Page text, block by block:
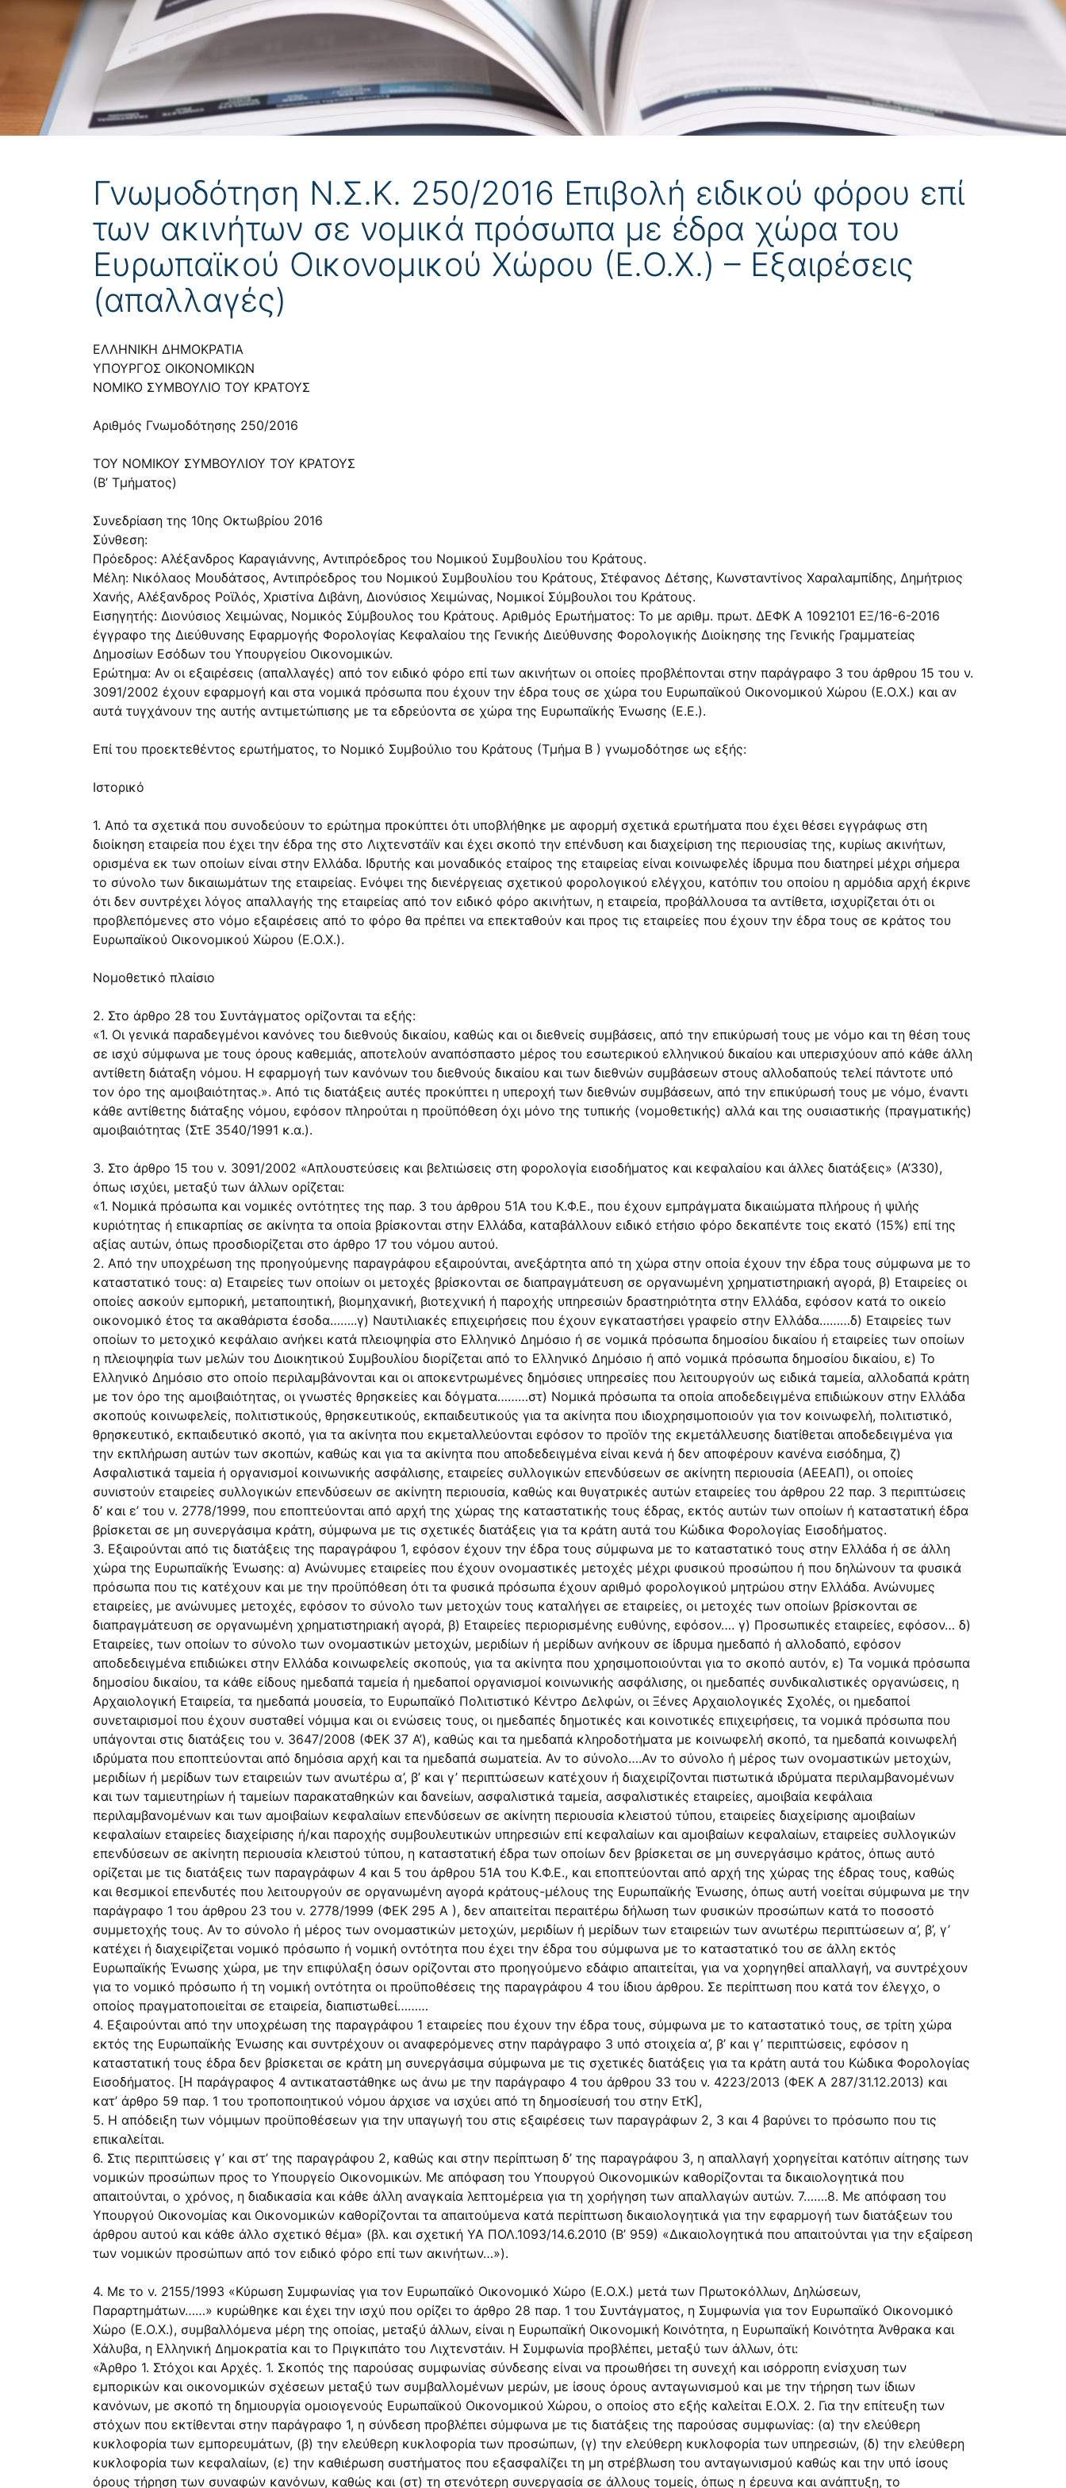
Γνωμοδότηση Ν.Σ.Κ. 250/2016 Επιβολή ειδικού φόρου επί
των ακινήτων σε νομικά πρόσωπα με έδρα χώρα του
Ευρωπαϊκού Οικονομικού Χώρου (Ε.Ο.Χ.) – Εξαιρέσεις
(απαλλαγές)
ΕΛΛΗΝΙΚΗ ΔΗΜΟΚΡΑΤΙΑ
ΥΠΟΥΡΓΟΣ ΟΙΚΟΝΟΜΙΚΩΝ
ΝΟΜΙΚΟ ΣΥΜΒΟΥΛΙΟ ΤΟΥ ΚΡΑΤΟΥΣ
Αριθμός Γνωμοδότησης 250/2016
ΤΟΥ ΝΟΜΙΚΟΥ ΣΥΜΒΟΥΛΙΟΥ ΤΟΥ ΚΡΑΤΟΥΣ
(Β’ Τμήματος)
Συνεδρίαση της 10ης Οκτωβρίου 2016
Σύνθεση:
Πρόεδρος: Αλέξανδρος Καραγιάννης, Αντιπρόεδρος του Νομικού Συμβουλίου του Κράτους.
Μέλη: Νικόλαος Μουδάτσος, Αντιπρόεδρος του Νομικού Συμβουλίου του Κράτους, Στέφανος Δέτσης, Κωνσταντίνος Χαραλαμπίδης, Δημήτριος
Χανής, Αλέξανδρος Ροϊλός, Χριστίνα Διβάνη, Διονύσιος Χειμώνας, Νομικοί Σύμβουλοι του Κράτους.
Εισηγητής: Διονύσιος Χειμώνας, Νομικός Σύμβουλος του Κράτους. Αριθμός Ερωτήματος: Το με αριθμ. πρωτ. ΔΕΦΚ Α 1092101 ΕΞ/16-6-2016
έγγραφο της Διεύθυνσης Εφαρμογής Φορολογίας Κεφαλαίου της Γενικής Διεύθυνσης Φορολογικής Διοίκησης της Γενικής Γραμματείας
Δημοσίων Εσόδων του Υπουργείου Οικονομικών.
Ερώτημα: Αν οι εξαιρέσεις (απαλλαγές) από τον ειδικό φόρο επί των ακινήτων οι οποίες προβλέπονται στην παράγραφο 3 του άρθρου 15 του ν.
3091/2002 έχουν εφαρμογή και στα νομικά πρόσωπα που έχουν την έδρα τους σε χώρα του Ευρωπαϊκού Οικονομικού Χώρου (Ε.Ο.Χ.) και αν
αυτά τυγχάνουν της αυτής αντιμετώπισης με τα εδρεύοντα σε χώρα της Ευρωπαϊκής Ένωσης (Ε.Ε.).
Επί του προεκτεθέντος ερωτήματος, το Νομικό Συμβούλιο του Κράτους (Τμήμα Β ) γνωμοδότησε ως εξής:
Ιστορικό
1. Από τα σχετικά που συνοδεύουν το ερώτημα προκύπτει ότι υποβλήθηκε με αφορμή σχετικά ερωτήματα που έχει θέσει εγγράφως στη
διοίκηση εταιρεία που έχει την έδρα της στο Λιχτενστάϊν και έχει σκοπό την επένδυση και διαχείριση της περιουσίας της, κυρίως ακινήτων,
ορισμένα εκ των οποίων είναι στην Ελλάδα. Ιδρυτής και μοναδικός εταίρος της εταιρείας είναι κοινωφελές ίδρυμα που διατηρεί μέχρι σήμερα
το σύνολο των δικαιωμάτων της εταιρείας. Ενόψει της διενέργειας σχετικού φορολογικού ελέγχου, κατόπιν του οποίου η αρμόδια αρχή έκρινε
ότι δεν συντρέχει λόγος απαλλαγής της εταιρείας από τον ειδικό φόρο ακινήτων, η εταιρεία, προβάλλουσα τα αντίθετα, ισχυρίζεται ότι οι
προβλεπόμενες στο νόμο εξαιρέσεις από το φόρο θα πρέπει να επεκταθούν και προς τις εταιρείες που έχουν την έδρα τους σε κράτος του
Ευρωπαϊκού Οικονομικού Χώρου (Ε.Ο.Χ.).
Νομοθετικό πλαίσιο
2. Στο άρθρο 28 του Συντάγματος ορίζονται τα εξής:
«1. Οι γενικά παραδεγμένοι κανόνες του διεθνούς δικαίου, καθώς και οι διεθνείς συμβάσεις, από την επικύρωσή τους με νόμο και τη θέση τους
σε ισχύ σύμφωνα με τους όρους καθεμιάς, αποτελούν αναπόσπαστο μέρος του εσωτερικού ελληνικού δικαίου και υπερισχύουν από κάθε άλλη
αντίθετη διάταξη νόμου. Η εφαρμογή των κανόνων του διεθνούς δικαίου και των διεθνών συμβάσεων στους αλλοδαπούς τελεί πάντοτε υπό
τον όρο της αμοιβαιότητας.». Από τις διατάξεις αυτές προκύπτει η υπεροχή των διεθνών συμβάσεων, από την επικύρωσή τους με νόμο, έναντι
κάθε αντίθετης διάταξης νόμου, εφόσον πληρούται η προϋπόθεση όχι μόνο της τυπικής (νομοθετικής) αλλά και της ουσιαστικής (πραγματικής)
αμοιβαιότητας (ΣτΕ 3540/1991 κ.α.).
3. Στο άρθρο 15 του ν. 3091/2002 «Απλουστεύσεις και βελτιώσεις στη φορολογία εισοδήματος και κεφαλαίου και άλλες διατάξεις» (Α’330),
όπως ισχύει, μεταξύ των άλλων ορίζεται:
«1. Νομικά πρόσωπα και νομικές οντότητες της παρ. 3 του άρθρου 51Α του Κ.Φ.Ε., που έχουν εμπράγματα δικαιώματα πλήρους ή ψιλής
κυριότητας ή επικαρπίας σε ακίνητα τα οποία βρίσκονται στην Ελλάδα, καταβάλλουν ειδικό ετήσιο φόρο δεκαπέντε τοις εκατό (15%) επί της
αξίας αυτών, όπως προσδιορίζεται στο άρθρο 17 του νόμου αυτού.
2. Από την υποχρέωση της προηγούμενης παραγράφου εξαιρούνται, ανεξάρτητα από τη χώρα στην οποία έχουν την έδρα τους σύμφωνα με το
καταστατικό τους: α) Εταιρείες των οποίων οι μετοχές βρίσκονται σε διαπραγμάτευση σε οργανωμένη χρηματιστηριακή αγορά, β) Εταιρείες οι
οποίες ασκούν εμπορική, μεταποιητική, βιομηχανική, βιοτεχνική ή παροχής υπηρεσιών δραστηριότητα στην Ελλάδα, εφόσον κατά το οικείο
οικονομικό έτος τα ακαθάριστα έσοδα……..γ) Ναυτιλιακές επιχειρήσεις που έχουν εγκαταστήσει γραφείο στην Ελλάδα………δ) Εταιρείες των
οποίων το μετοχικό κεφάλαιο ανήκει κατά πλειοψηφία στο Ελληνικό Δημόσιο ή σε νομικά πρόσωπα δημοσίου δικαίου ή εταιρείες των οποίων
η πλειοψηφία των μελών του Διοικητικού Συμβουλίου διορίζεται από το Ελληνικό Δημόσιο ή από νομικά πρόσωπα δημοσίου δικαίου, ε) Το
Ελληνικό Δημόσιο στο οποίο περιλαμβάνονται και οι αποκεντρωμένες δημόσιες υπηρεσίες που λειτουργούν ως ειδικά ταμεία, αλλοδαπά κράτη
με τον όρο της αμοιβαιότητας, οι γνωστές θρησκείες και δόγματα………στ) Νομικά πρόσωπα τα οποία αποδεδειγμένα επιδιώκουν στην Ελλάδα
σκοπούς κοινωφελείς, πολιτιστικούς, θρησκευτικούς, εκπαιδευτικούς για τα ακίνητα που ιδιοχρησιμοποιούν για τον κοινωφελή, πολιτιστικό,
θρησκευτικό, εκπαιδευτικό σκοπό, για τα ακίνητα που εκμεταλλεύονται εφόσον το προϊόν της εκμετάλλευσης διατίθεται αποδεδειγμένα για
την εκπλήρωση αυτών των σκοπών, καθώς και για τα ακίνητα που αποδεδειγμένα είναι κενά ή δεν αποφέρουν κανένα εισόδημα, ζ)
Ασφαλιστικά ταμεία ή οργανισμοί κοινωνικής ασφάλισης, εταιρείες συλλογικών επενδύσεων σε ακίνητη περιουσία (ΑΕΕΑΠ), οι οποίες
συνιστούν εταιρείες συλλογικών επενδύσεων σε ακίνητη περιουσία, καθώς και θυγατρικές αυτών εταιρείες του άρθρου 22 παρ. 3 περιπτώσεις
δ’ και ε’ του ν. 2778/1999, που εποπτεύονται από αρχή της χώρας της καταστατικής τους έδρας, εκτός αυτών των οποίων ή καταστατική έδρα
βρίσκεται σε μη συνεργάσιμα κράτη, σύμφωνα με τις σχετικές διατάξεις για τα κράτη αυτά του Κώδικα Φορολογίας Εισοδήματος.
3. Εξαιρούνται από τις διατάξεις της παραγράφου 1, εφόσον έχουν την έδρα τους σύμφωνα με το καταστατικό τους στην Ελλάδα ή σε άλλη
χώρα της Ευρωπαϊκής Ένωσης: α) Ανώνυμες εταιρείες που έχουν ονομαστικές μετοχές μέχρι φυσικού προσώπου ή που δηλώνουν τα φυσικά
πρόσωπα που τις κατέχουν και με την προϋπόθεση ότι τα φυσικά πρόσωπα έχουν αριθμό φορολογικού μητρώου στην Ελλάδα. Ανώνυμες
εταιρείες, με ανώνυμες μετοχές, εφόσον το σύνολο των μετοχών τους καταλήγει σε εταιρείες, οι μετοχές των οποίων βρίσκονται σε
διαπραγμάτευση σε οργανωμένη χρηματιστηριακή αγορά, β) Εταιρείες περιορισμένης ευθύνης, εφόσον…. γ) Προσωπικές εταιρείες, εφόσον… δ)
Εταιρείες, των οποίων το σύνολο των ονομαστικών μετοχών, μεριδίων ή μερίδων ανήκουν σε ίδρυμα ημεδαπό ή αλλοδαπό, εφόσον
αποδεδειγμένα επιδιώκει στην Ελλάδα κοινωφελείς σκοπούς, για τα ακίνητα που χρησιμοποιούνται για το σκοπό αυτόν, ε) Τα νομικά πρόσωπα
δημοσίου δικαίου, τα κάθε είδους ημεδαπά ταμεία ή ημεδαποί οργανισμοί κοινωνικής ασφάλισης, οι ημεδαπές συνδικαλιστικές οργανώσεις, η
Αρχαιολογική Εταιρεία, τα ημεδαπά μουσεία, το Ευρωπαϊκό Πολιτιστικό Κέντρο Δελφών, οι Ξένες Αρχαιολογικές Σχολές, οι ημεδαποί
συνεταιρισμοί που έχουν συσταθεί νόμιμα και οι ενώσεις τους, οι ημεδαπές δημοτικές και κοινοτικές επιχειρήσεις, τα νομικά πρόσωπα που
υπάγονται στις διατάξεις του ν. 3647/2008 (ΦΕΚ 37 Α’), καθώς και τα ημεδαπά κληροδοτήματα με κοινωφελή σκοπό, τα ημεδαπά κοινωφελή
ιδρύματα που εποπτεύονται από δημόσια αρχή και τα ημεδαπά σωματεία. Αν το σύνολο….Αν το σύνολο ή μέρος των ονομαστικών μετοχών,
μεριδίων ή μερίδων των εταιρειών των ανωτέρω α’, β’ και γ’ περιπτώσεων κατέχουν ή διαχειρίζονται πιστωτικά ιδρύματα περιλαμβανομένων
και των ταμιευτηρίων ή ταμείων παρακαταθηκών και δανείων, ασφαλιστικά ταμεία, ασφαλιστικές εταιρείες, αμοιβαία κεφάλαια
περιλαμβανομένων και των αμοιβαίων κεφαλαίων επενδύσεων σε ακίνητη περιουσία κλειστού τύπου, εταιρείες διαχείρισης αμοιβαίων
κεφαλαίων εταιρείες διαχείρισης ή/και παροχής συμβουλευτικών υπηρεσιών επί κεφαλαίων και αμοιβαίων κεφαλαίων, εταιρείες συλλογικών
επενδύσεων σε ακίνητη περιουσία κλειστού τύπου, η καταστατική έδρα των οποίων δεν βρίσκεται σε μη συνεργάσιμο κράτος, όπως αυτό
ορίζεται με τις διατάξεις των παραγράφων 4 και 5 του άρθρου 51Α του Κ.Φ.Ε., και εποπτεύονται από αρχή της χώρας της έδρας τους, καθώς
και θεσμικοί επενδυτές που λειτουργούν σε οργανωμένη αγορά κράτους-μέλους της Ευρωπαϊκής Ένωσης, όπως αυτή νοείται σύμφωνα με την
παράγραφο 1 του άρθρου 23 του ν. 2778/1999 (ΦΕΚ 295 Α ), δεν απαιτείται περαιτέρω δήλωση των φυσικών προσώπων κατά το ποσοστό
συμμετοχής τους. Αν το σύνολο ή μέρος των ονομαστικών μετοχών, μεριδίων ή μερίδων των εταιρειών των ανωτέρω περιπτώσεων α’, β’, γ’
κατέχει ή διαχειρίζεται νομικό πρόσωπο ή νομική οντότητα που έχει την έδρα του σύμφωνα με το καταστατικό του σε άλλη εκτός
Ευρωπαϊκής Ένωσης χώρα, με την επιφύλαξη όσων ορίζονται στο προηγούμενο εδάφιο απαιτείται, για να χορηγηθεί απαλλαγή, να συντρέχουν
για το νομικό πρόσωπο ή τη νομική οντότητα οι προϋποθέσεις της παραγράφου 4 του ίδιου άρθρου. Σε περίπτωση που κατά τον έλεγχο, ο
οποίος πραγματοποιείται σε εταιρεία, διαπιστωθεί………
4. Εξαιρούνται από την υποχρέωση της παραγράφου 1 εταιρείες που έχουν την έδρα τους, σύμφωνα με το καταστατικό τους, σε τρίτη χώρα
εκτός της Ευρωπαϊκής Ένωσης και συντρέχουν οι αναφερόμενες στην παράγραφο 3 υπό στοιχεία α’, β’ και γ’ περιπτώσεις, εφόσον η
καταστατική τους έδρα δεν βρίσκεται σε κράτη μη συνεργάσιμα σύμφωνα με τις σχετικές διατάξεις για τα κράτη αυτά του Κώδικα Φορολογίας
Εισοδήματος. [Η παράγραφος 4 αντικαταστάθηκε ως άνω με την παράγραφο 4 του άρθρου 33 του ν. 4223/2013 (ΦΕΚ Α 287/31.12.2013) και
κατ’ άρθρο 59 παρ. 1 του τροποποιητικού νόμου άρχισε να ισχύει από τη δημοσίευσή του στην ΕτΚ],
5. Η απόδειξη των νόμιμων προϋποθέσεων για την υπαγωγή του στις εξαιρέσεις των παραγράφων 2, 3 και 4 βαρύνει το πρόσωπο που τις
επικαλείται.
6. Στις περιπτώσεις γ’ και στ’ της παραγράφου 2, καθώς και στην περίπτωση δ’ της παραγράφου 3, η απαλλαγή χορηγείται κατόπιν αίτησης των
νομικών προσώπων προς το Υπουργείο Οικονομικών. Με απόφαση του Υπουργού Οικονομικών καθορίζονται τα δικαιολογητικά που
απαιτούνται, ο χρόνος, η διαδικασία και κάθε άλλη αναγκαία λεπτομέρεια για τη χορήγηση των απαλλαγών αυτών. 7…….8. Με απόφαση του
Υπουργού Οικονομίας και Οικονομικών καθορίζονται τα απαιτούμενα κατά περίπτωση δικαιολογητικά για την εφαρμογή των διατάξεων του
άρθρου αυτού και κάθε άλλο σχετικό θέμα» (βλ. και σχετική ΥΑ ΠΟΛ.1093/14.6.2010 (Β’ 959) «Δικαιολογητικά που απαιτούνται για την εξαίρεση
των νομικών προσώπων από τον ειδικό φόρο επί των ακινήτων…»).
4. Με το ν. 2155/1993 «Κύρωση Συμφωνίας για τον Ευρωπαϊκό Οικονομικό Χώρο (Ε.Ο.Χ.) μετά των Πρωτοκόλλων, Δηλώσεων,
Παραρτημάτων……» κυρώθηκε και έχει την ισχύ που ορίζει το άρθρο 28 παρ. 1 του Συντάγματος, η Συμφωνία για τον Ευρωπαϊκό Οικονομικό
Χώρο (Ε.Ο.Χ.), συμβαλλόμενα μέρη της οποίας, μεταξύ άλλων, είναι η Ευρωπαϊκή Οικονομική Κοινότητα, η Ευρωπαϊκή Κοινότητα Άνθρακα και
Χάλυβα, η Ελληνική Δημοκρατία και το Πριγκιπάτο του Λιχτενστάιν. Η Συμφωνία προβλέπει, μεταξύ των άλλων, ότι:
«Άρθρο 1. Στόχοι και Αρχές. 1. Σκοπός της παρούσας συμφωνίας σύνδεσης είναι να προωθήσει τη συνεχή και ισόρροπη ενίσχυση των
εμπορικών και οικονομικών σχέσεων μεταξύ των συμβαλλομένων μερών, με ίσους όρους ανταγωνισμού και με την τήρηση των ίδιων
κανόνων, με σκοπό τη δημιουργία ομοιογενούς Ευρωπαϊκού Οικονομικού Χώρου, ο οποίος στο εξής καλείται Ε.Ο.Χ. 2. Για την επίτευξη των
στόχων που εκτίθενται στην παράγραφο 1, η σύνδεση προβλέπει σύμφωνα με τις διατάξεις της παρούσας συμφωνίας: (α) την ελεύθερη
κυκλοφορία των εμπορευμάτων, (β) την ελεύθερη κυκλοφορία των προσώπων, (γ) την ελεύθερη κυκλοφορία των υπηρεσιών, (δ) την ελεύθερη
κυκλοφορία των κεφαλαίων, (ε) την καθιέρωση συστήματος που εξασφαλίζει τη μη στρέβλωση του ανταγωνισμού καθώς και την υπό ίσους
όρους τήρηση των συναφών κανόνων, καθώς και (στ) τη στενότερη συνεργασία σε άλλους τομείς, όπως η έρευνα και ανάπτυξη, το